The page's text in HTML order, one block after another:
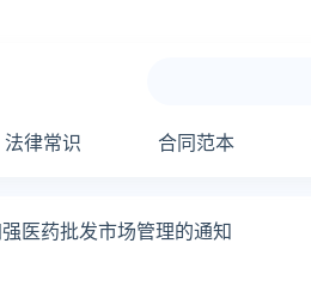
法律常识 合同范本
医药批发市场管理的通知